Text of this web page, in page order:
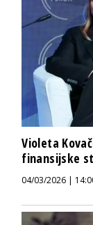
Violeta
finansijske
04/03/2026 |